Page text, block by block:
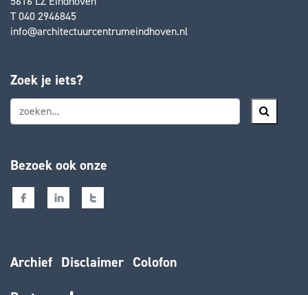
T 040 2946845
info@architectuurcentrumeindhoven.nl
Zoek je iets?
Bezoek ook onze
Archief Disclaimer Colofon